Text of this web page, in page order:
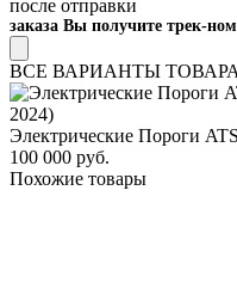
после отправки
заказа Вы получите трек-
ВСЕ ВАРИАНТЫ
Электрические Пороги
100 000 руб.
Похожие товары